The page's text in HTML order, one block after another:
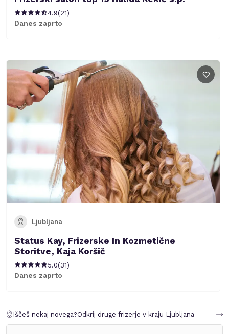
4.9(21)
Danes zaprto
Ljubljana
Status Kay, Frizerske In Kozmetične
Storitve, Kaja Koršič
5.0(31)
Danes zaprto
Iščeš nekaj novega?Odkrij druge frizerje v kraju Ljubljana